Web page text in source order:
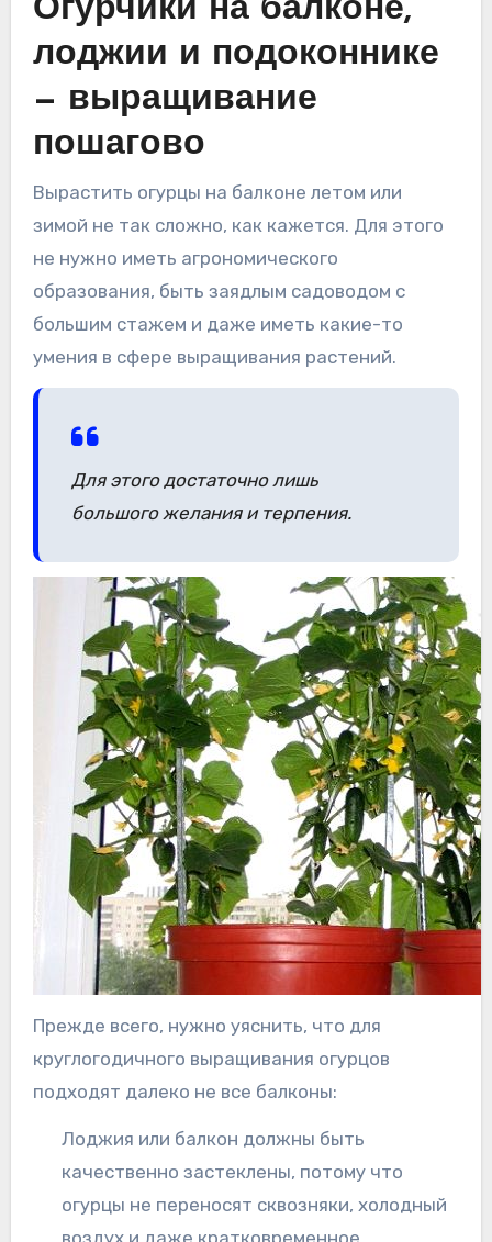
Огурчики на балконе,
лоджии и подоконнике
— выращивание
пошагово
Вырастить огурцы на балконе летом или
зимой не так сложно, как кажется. Для этого
не нужно иметь агрономического
образования, быть заядлым садоводом с
большим стажем и даже иметь какие-то
умения в сфере выращивания растений.
Для этого достаточно лишь
большого желания и терпения.
Прежде всего, нужно уяснить, что для
круглогодичного выращивания огурцов
подходят далеко не все балконы:
Лоджия или балкон должны быть
качественно застеклены, потому что
огурцы не переносят сквозняки, холодный
воздух и даже кратковременное